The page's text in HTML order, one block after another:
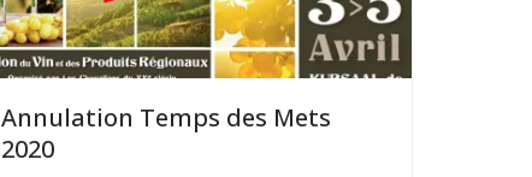
Annulation Temps des Mets
2020